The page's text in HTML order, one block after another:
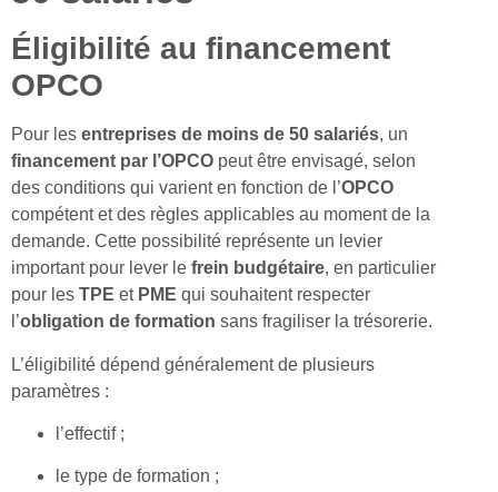
Éligibilité au financement
OPCO
Pour les entreprises de moins de 50 salariés, un
financement par l’OPCO peut être envisagé, selon
des conditions qui varient en fonction de l’OPCO
compétent et des règles applicables au moment de la
demande. Cette possibilité représente un levier
important pour lever le frein budgétaire, en particulier
pour les TPE et PME qui souhaitent respecter
l’obligation de formation sans fragiliser la trésorerie.
L’éligibilité dépend généralement de plusieurs
paramètres :
l’effectif ;
le type de formation ;